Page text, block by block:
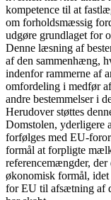
kompetence til at
om forholdsmæssig
udgøre grundlaget for
Denne læsning af
af den sammenhæng,
indenfor rammerne af
omfordeling i medfør
andre bestemmelser i
Herudover støttes
Domstolen, yderligere
forfølges med EU-
formål at forpligte
referencemængder,
økonomisk formål,
for EU til afsætning af